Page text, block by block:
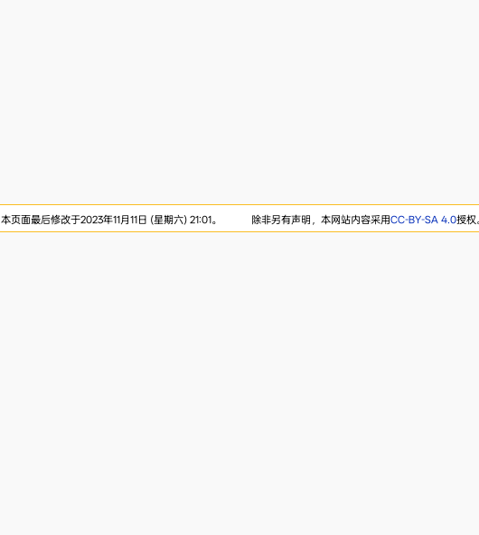
本页面最后修改于2023年11月11日 (星期六) 21:01。 除非另有声明，本网站内容采用CC-BY-SA 4.0授权